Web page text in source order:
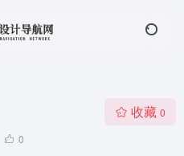
0
收藏 0